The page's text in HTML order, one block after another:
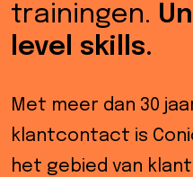
trainingen.
level skills.
Met meer dan 30
klantcontact is
het gebied van